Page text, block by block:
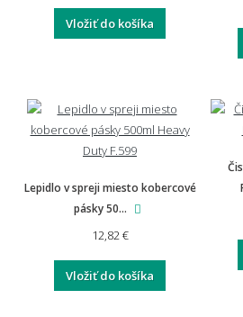
Môžem si nechať rohož
Aká je záruka na rohože a
Vyplatí se investovať do
Vložiť do košíka
Lepidlo v spreji miesto kobercové
pásky 50...
12,82 €
Vložiť do košíka